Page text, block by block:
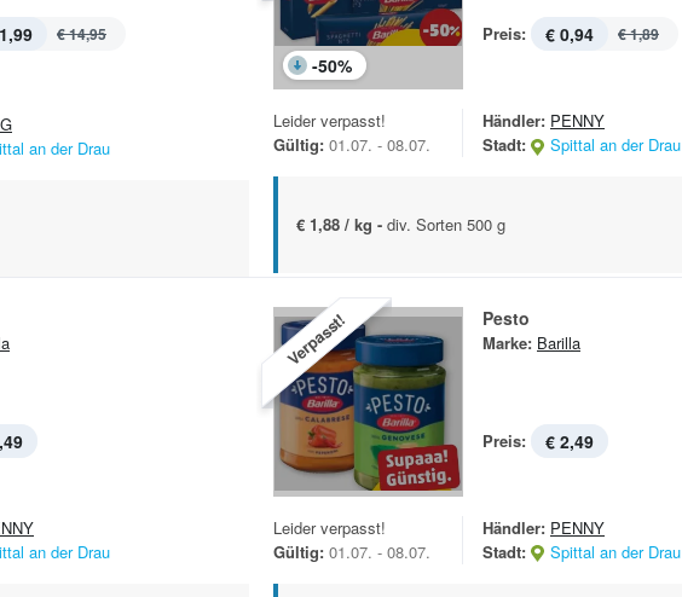
€ 14,95
an der Drau
-50%
Preis: € 0,94 € 1,89
Leider verpasst!
Gültig: 01.07. - 08.07.
Händler: PENNY
Stadt:
Spittal an der Drau
€ 1,88 / kg - div. Sorten 500 g
an der Drau
Verpasst! Pesto
Marke: Barilla
Preis: € 2,49
Leider verpasst!
Gültig: 01.07. - 08.07.
Händler: PENNY
Stadt:
Spittal an der Drau